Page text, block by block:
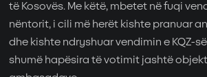
të Kosovës. Me këtë, mbetet në fuqi
nëntorit, i cili më herët kishte pranuar
dhe kishte ndryshuar vendimin e KQZ-
shumë hapësira të votimit jashtë